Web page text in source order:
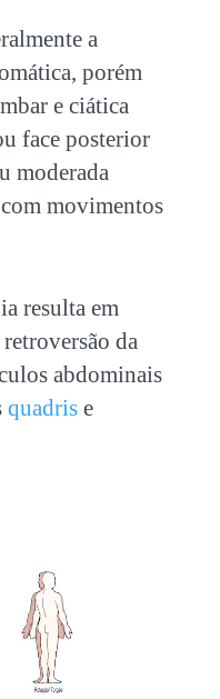
a
porém
e ciática
face posterior
moderada
movimentos
resulta em
da
abdominais
quadrise